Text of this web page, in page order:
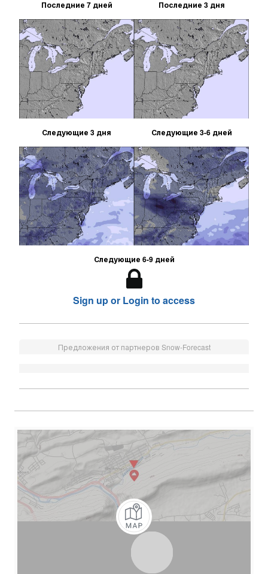
Последние 7 дней Последние 3 дня
Следующие 3 дня Следующие 3-6 дней
Следующие 6-9 дней
Sign up or Login to access
Предложения от партнеров Snow-Forecast